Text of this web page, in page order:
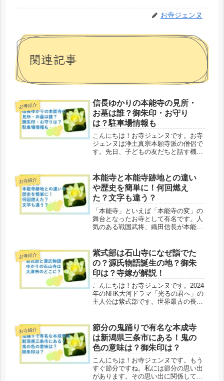
お寺ジェンヌ
関連記事
お寺紹介
信長ゆかりの本能寺の見所・
お墓は誰？御朱印・お守り
は？駐車場情報も
こんにちは！お寺ジェンヌです。お寺
ジェンヌは浄土真宗本願寺派の僧侶で
す。先日、子どもの友だちと話す機会
（ほんがんじ）なんだよ。」というと
「本願寺（ほんがんじ）？信長が自害
した...
お寺紹介
本能寺と本能寺跡地との違い
や歴史を簡単に！何回燃え
た？文字も違う？
「本能寺」といえば「本能寺の変」の
舞台となったお寺として有名です。人
気のある戦国武将、織田信長が本能寺
能寺」は必ず耳にしたことのある寺号
(じごう：お寺の名前)でしょう。し
か...
お寺紹介
紫式部は石山寺になぜ詣でた
の？源氏物語誕生の地？御朱
印は？寺嫁が解説！
こんにちは！お寺ジェンヌです。2024
年のNHK大河ドラマ「光るの君へ」の
主人公は紫式部です。世界最古の長編
んのほか、たくさんの方が現代語訳を
書いている魅力的な物語です。私...
お寺紹介
節分の鬼踊りで有名な本成寺
は新潟県三条市にある！鬼の
色の意味は？御朱印は？
こんにちは！お寺ジェンヌです。もう
すぐ節分ですね。私には節分の思い出
があります。その思い出に関係してい